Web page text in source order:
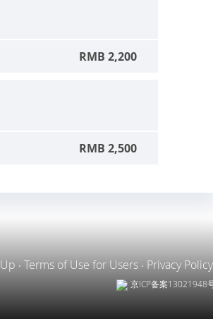
RMB 2,200
RMB 2,500
Terms of Use for Users Privacy Policy
京ICP备案13021948